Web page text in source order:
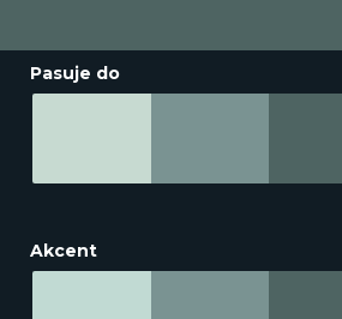
Pasuje do
Akcent